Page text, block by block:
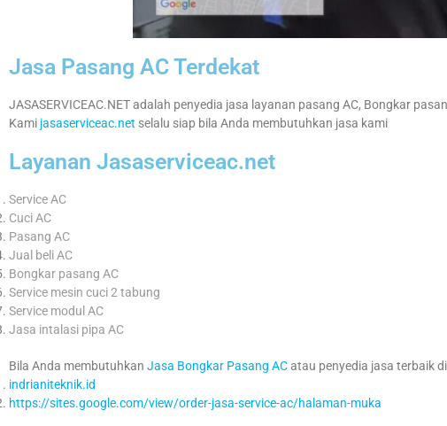
Jasa Pasang AC Terdekat
JASASERVICEAC.NET adalah penyedia jasa layanan pasang AC, Bongkar
Kami jasaserviceac.net selalu siap bila Anda membutuhkan jasa kami
Layanan Jasaserviceac.net
Service AC
Cuci AC
Pasang AC
Jual beli AC
Bongkar pasang AC
Service mesin cuci 2 tabung
Service modul AC
Jasa intalasi pipa AC
Bila Anda membutuhkan Jasa Bongkar Pasang ACatau penyedia jasa terbaik
indrianiteknik.id
https://sites.google.com/view/order-jasa-service-ac/halaman-muka